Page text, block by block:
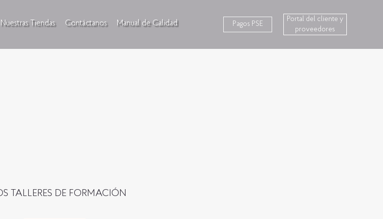
Nuestras Tiendas Contáctanos Manual de Calidad Pagos PSE
Portal del cliente y
proveedores
TALLERES DE FORMACIÓN